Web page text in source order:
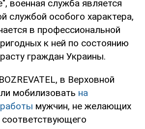
военная служба является
службой особого характера,
в профессиональной
к ней по состоянию
граждан Украины.
в Верховной
мобилизовать на
мужчин, не желающих